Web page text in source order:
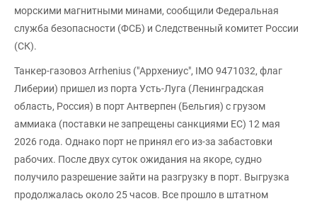
морскими магнитными минами, сообщили Федеральная
служба безопасности (ФСБ) и Следственный комитет России
(СК).
Танкер-газовоз Arrhenius ("Аррхениус", IMO 9471032, флаг
Либерии) пришел из порта Усть-Луга (Ленинградская
область, Россия) в порт Антверпен (Бельгия) с грузом
аммиака (поставки не запрещены санкциями ЕС) 12 мая
2026 года. Однако порт не принял его из-за забастовки
рабочих. После двух суток ожидания на якоре, судно
получило разрешение зайти на разгрузку в порт. Выгрузка
продолжалась около 25 часов. Все прошло в штатном